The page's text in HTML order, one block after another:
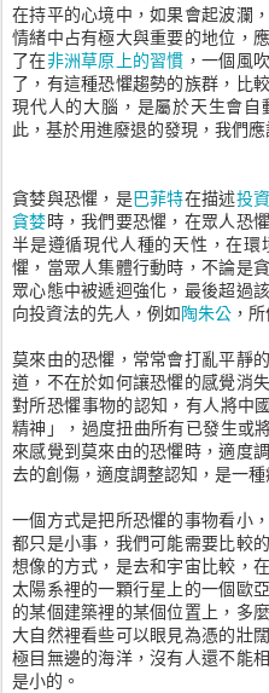
在持平的心境中，如果會起波瀾
情緒中占有極大與重要的地位，
了在非洲草原上的習慣 ，一個風
了，有這種恐懼趨勢的族群，比
現代人的大腦，是屬於天生會
此，基於用進廢退的發現，我們
貪婪與恐懼，是巴菲特在描述投
貪婪時，我們要恐懼，在眾人恐
半是遵循現代人種的天性，在
懼，當眾人集體行動時，不論是
眾心態中被遞迴強化，最後超過
向投資法的先人，例如陶朱公 ，
莫來由的恐懼，常常會打亂平靜
道，不在於如何讓恐懼的感覺消
對所恐懼事物的認知，有人將中
精神」，過度扭曲所有已發生或
來感覺到莫來由的恐懼時，適度
去的創傷，適度調整認知，是一
一個方式是把所恐懼的事物看小
都只是小事，我們可能需要比較
想像的方式，是去和宇宙比較，
太陽系裡的一顆行星上的一個歐
的某個建築裡的某個位置上，多
大自然裡看些可以眼見為憑的壯
極目無邊的海洋，沒有人還不能
是小的。